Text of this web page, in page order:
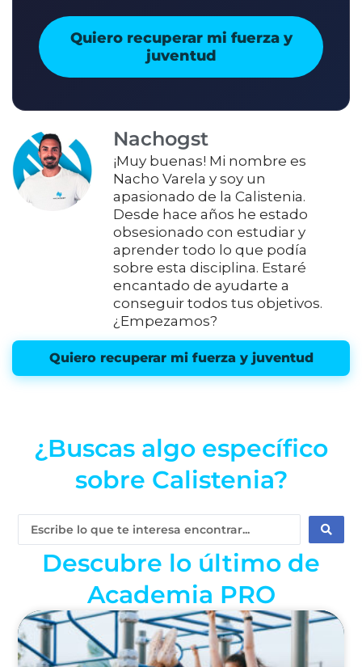
Quiero recuperar mi fuerza y
juventud
Nachogst
¡Muy buenas! Mi nombre es
Nacho Varela y soy un
apasionado de la Calistenia.
Desde hace años he estado
obsesionado con estudiar y
aprender todo lo que podía
sobre esta disciplina. Estaré
encantado de ayudarte a
conseguir todos tus objetivos.
¿Empezamos?
Quiero recuperar mi fuerza y juventud
¿Buscas algo específico
sobre Calistenia?
Search
Descubre lo último de
Academia PRO